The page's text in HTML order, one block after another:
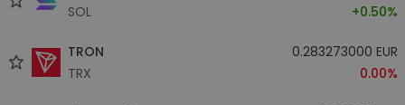
SOL
+0.50%
TRON
TRX
0.283273000 EUR
0.00%